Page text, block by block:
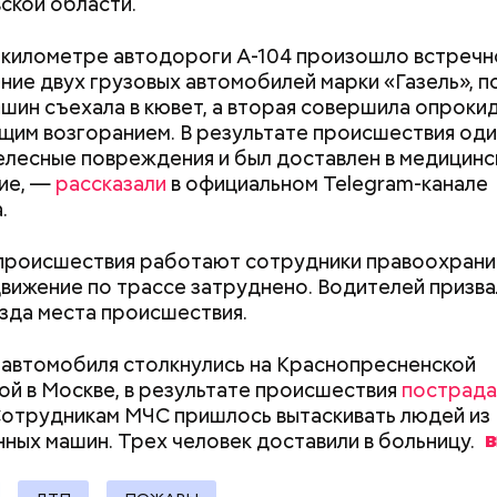
автодороги А-104 произошло
двух грузовых автомобилей марки «Газель»,
съехала в кювет, а вторая совершила
возгоранием. В результате происшествия
повреждения и был доставлен в
— рассказали в официальном Telegram-канале
работают сотрудники
по трассе затруднено. Водителей
места происшествия.
столкнулись на Краснопресненской
в Москве, в результате происшествия
МЧС пришлось вытаскивать людей из
машин. Трех человек доставили вбольницу.
В квартире потерпевших
видеонаблюдения. На записи попал 25-
Артем Миссюра, который тайно приходил в
и подсыпал им в еду химикаты. Также
младшая сестра.
отправились в село Чанко, где может
злоумышленник. Параллельно с этим в Махачкале
Въезд и выезд в город перекрыты.
патрулируют улицы, железнодорожный вокзал
Как поменять батареи дома и
не получить штраф
Как получить до
рублей от